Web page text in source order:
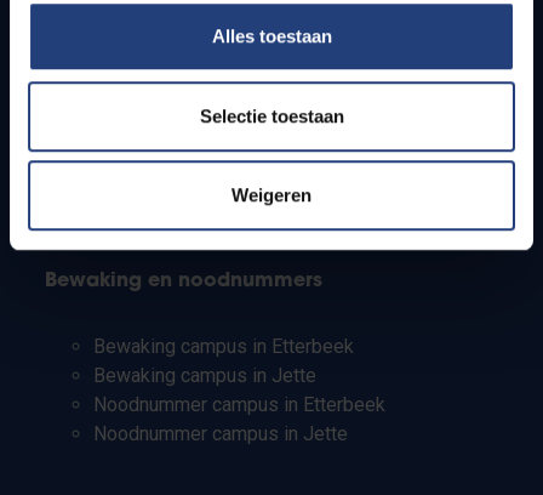
Alles toestaan
Selectie toestaan
Weigeren
Studenten
PhD-studenten
Leerkrachten en secundaire scholen
Bewaking en noodnummers
Bewaking campus in Etterbeek
Bewaking campus in Jette
Noodnummer campus in Etterbeek
Noodnummer campus in Jette